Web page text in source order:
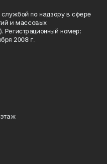
по надзору в сфере
и массовых
номер:
2008 г.